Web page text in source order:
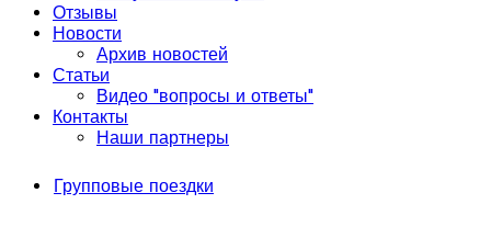
Отзывы
Новости
Архив новостей
Статьи
Видео "вопросы и ответы"
Контакты
Наши партнеры
Групповые поездки